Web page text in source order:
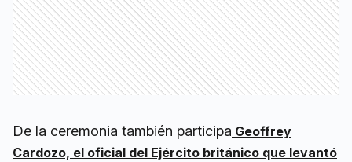
De la ceremonia también participa Geoffrey
Cardozo, el oficial del Ejército británico que levantó